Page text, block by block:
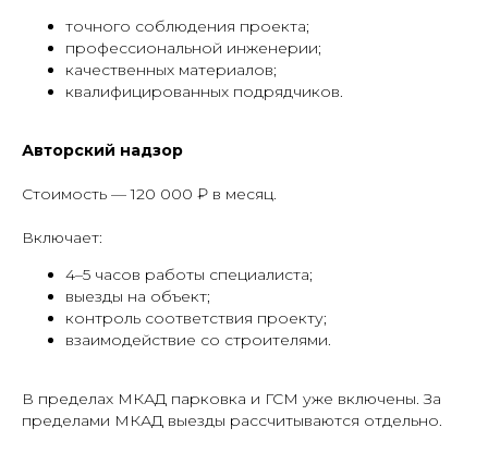
точного соблюдения проекта;
профессиональной инженерии;
качественных материалов;
квалифицированных подрядчиков.
Авторский надзор
Стоимость — 120 000 ₽ в месяц.
Включает:
4–5 часов работы специалиста;
выезды на объект;
контроль соответствия проекту;
взаимодействие со строителями.
В пределах МКАД парковка и ГСМ уже включены. За
пределами МКАД выезды рассчитываются отдельно.